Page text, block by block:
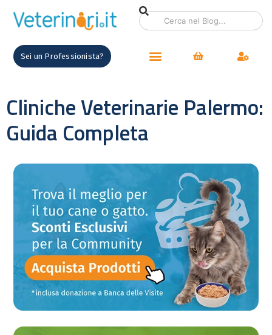
Sei un Professionista?
Cliniche Veterinarie Palermo:
Guida Completa